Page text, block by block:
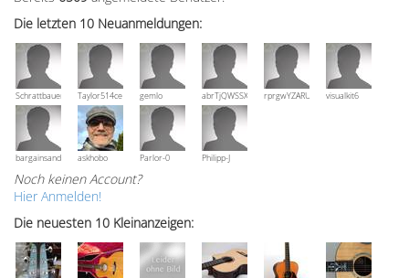
Die letzten 10 Neuanmeldungen:
Schrattbauer Taylor514ce gemlo abrTjQWSSXuVznPolErprgwYZARUTZQyCWESpD
visualkit6
bargainsandmoreaskhobo Parlor-0 Philipp-J
Noch keinen Account?
Hier Anmelden!
Die neuesten 10 Kleinanzeigen: